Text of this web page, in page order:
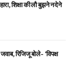
शिक्षा की लौ बुझने न देने
रिजिजू बोले- ‘विपक्ष